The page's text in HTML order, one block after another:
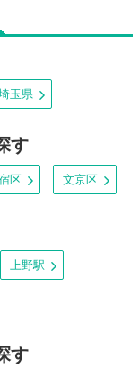
玉県
す
区 文京区
上野駅
す